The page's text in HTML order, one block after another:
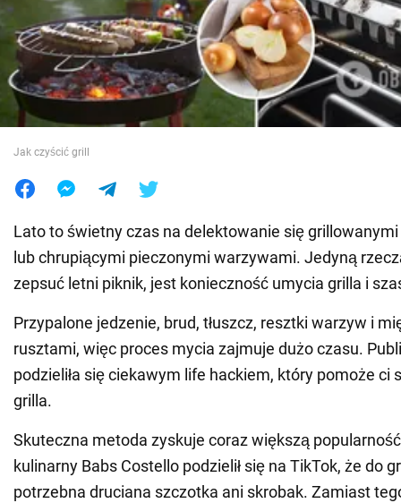
Wojna na Ukrainie
Świat
Jedzenie
Jak czyścić grill
Lato to świetny czas na delektowanie się
lub chrupiącymi pieczonymi warzywami. Jedyną
zepsuć letni piknik, jest konieczność umycia grilla i
Przypalone jedzenie, brud, tłuszcz, resztki warzyw i
rusztami, więc proces mycia zajmuje dużo czasu.
podzieliła się ciekawym life hackiem, który pomoże ci
grilla.
Skuteczna metoda zyskuje coraz większą
kulinarny Babs Costello podzielił się na TikTok, że do
potrzebna druciana szczotka ani skrobak. Zamiast